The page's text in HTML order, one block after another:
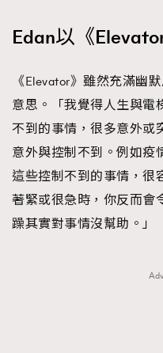
Edan以《
《Elevator》雖然充滿幽
意思。「我覺得人生與電
不到的事情，很多意外或
意外與控制不到。例如疫
這些控制不到的事情，很
著緊或很急時，你反而會
躁其實對事情沒幫助。」